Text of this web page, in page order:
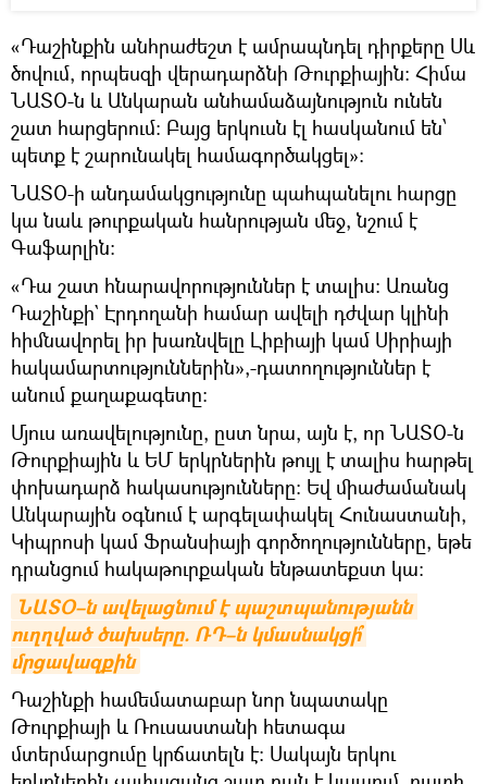
«Դաշինքին անհրաժեշտ է ամրապնդել դիրքերը Սև
ծովում, որպեսզի վերադարձնի Թուրքիային։ Հիմա
ՆԱՏՕ-ն և Անկարան անհամաձայնություն ունեն
շատ հարցերում։ Բայց երկուսն էլ հասկանում են՝
պետք է շարունակել համագործակցել»։
ՆԱՏՕ-ի անդամակցությունը պահպանելու հարցը
կա նաև թուրքական հանրության մեջ, նշում է
Գաֆարլին։
«Դա շատ հնարավորություններ է տալիս։ Առանց
Դաշինքի` Էրդողանի համար ավելի դժվար կլինի
հիմնավորել իր խառնվելը Լիբիայի կամ Սիրիայի
հակամարտություններին»,-դատողություններ է
անում քաղաքագետը։
Մյուս առավելությունը, ըստ նրա, այն է, որ ՆԱՏՕ-ն
Թուրքիային և ԵՄ երկրներին թույլ է տալիս հարթել
փոխադարձ հակասությունները։ Եվ միաժամանակ
Անկարային օգնում է արգելափակել Հունաստանի,
Կիպրոսի կամ Ֆրանսիայի գործողությունները, եթե
դրանցում հակաթուրքական ենթատեքստ կա։
ՆԱՏՕ–ն ավելացնում է պաշտպանությանն
ուղղված ծախսերը. ՌԴ–ն կմասնակցի՞
մրցավազքին
Դաշինքի համեմատաբար նոր նպատակը
Թուրքիայի և Ռուսաստանի հետագա
մտերմարցումը կրճատելն է։ Սակայն երկու